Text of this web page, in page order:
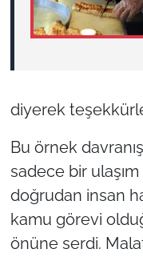
diyerek
Bu örnek
sadece bir
doğrudan insan
kamu görevi
önüne serdi.